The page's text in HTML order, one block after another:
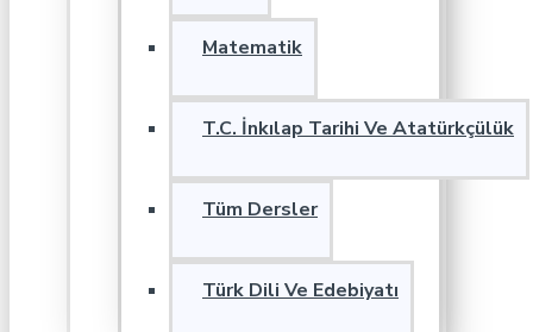
Matematik
T.C. İnkılap Tarihi Ve Atatürkçülük
Tüm Dersler
Türk Dili Ve Edebiyatı